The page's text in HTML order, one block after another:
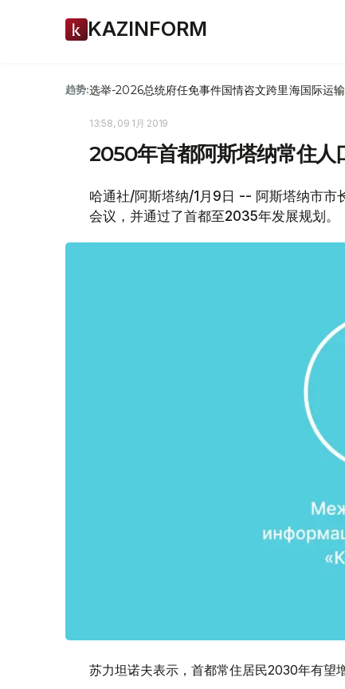
KAZINFORM
趋势:选举-2026总统府任免事件国情咨文跨里海国际运
13:58, 09 1月 2019
2050年首都阿斯塔纳常住人
哈通社/阿斯塔纳/1月9日 -- 阿斯塔纳市市
会议，并通过了首都至2035年发展规划。
苏力坦诺夫表示，首都常住居民2030年有望